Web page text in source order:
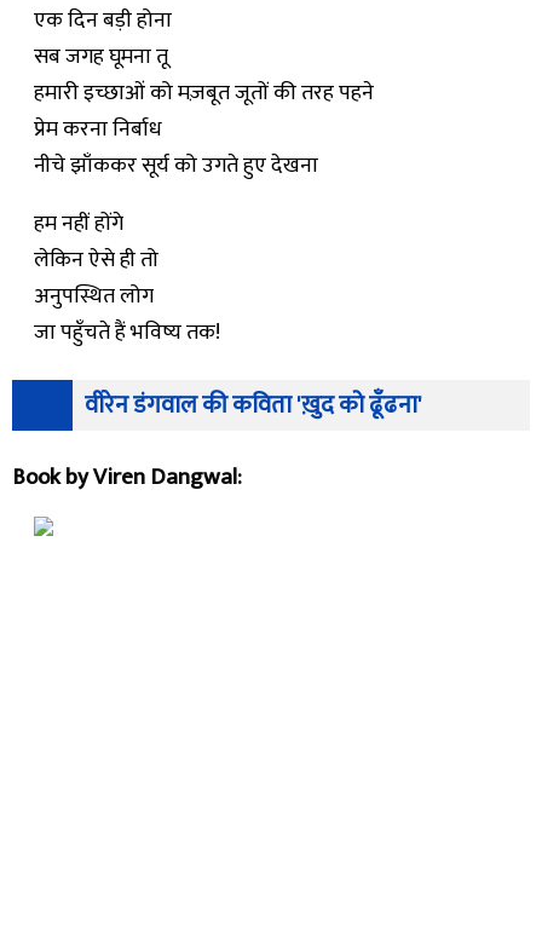
एक दिन बड़ी होना
सब जगह घूमना तू
हमारी इच्छाओं को मज़बूत जूतों की तरह पहने
प्रेम करना निर्बाध
नीचे झाँककर सूर्य को उगते हुए देखना
हम नहीं होंगे
लेकिन ऐसे ही तो
अनुपस्थित लोग
जा पहुँचते हैं भविष्य तक!
वीरेन डंगवाल की कविता 'ख़ुद को ढूँढना'
Book by Viren Dangwal: